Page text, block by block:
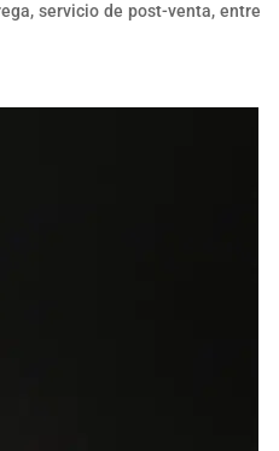
servicio de post-venta, entre